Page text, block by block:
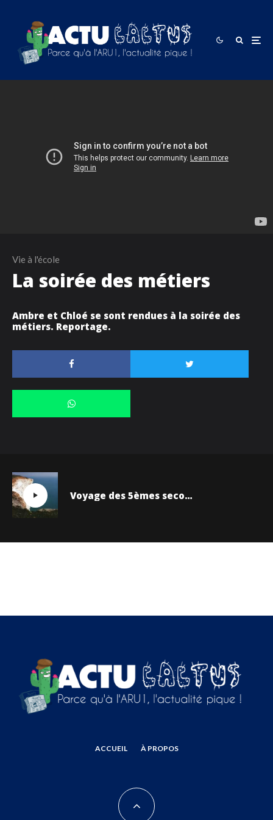
Vie à l'école
La soirée des métiers
Ambre et Chloé se sont rendues à la soirée des
métiers. Reportage.
Voyage des 5èmes secondaires en Angleterre
ACCUEIL À PROPOS